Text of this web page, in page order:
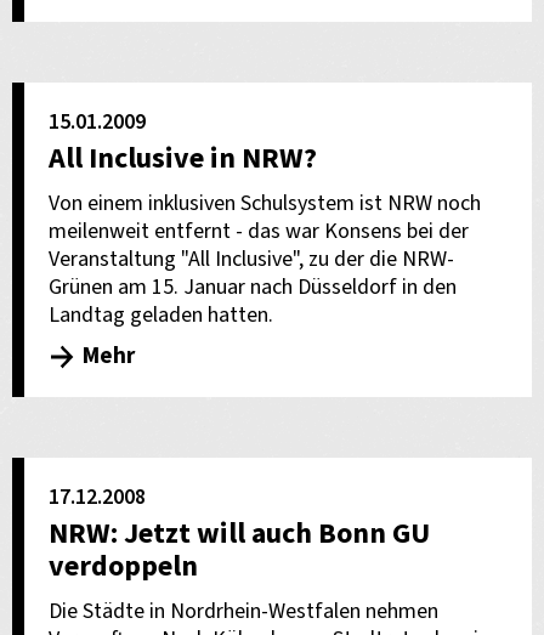
15.01.2009
All Inclusive in NRW?
Von einem inklusiven Schulsystem ist NRW noch
meilenweit entfernt - das war Konsens bei der
Veranstaltung "All Inclusive", zu der die NRW-
Grünen am 15. Januar nach Düsseldorf in den
Landtag geladen hatten.
Mehr
17.12.2008
NRW: Jetzt will auch Bonn GU
verdoppeln
Die Städte in Nordrhein-Westfalen nehmen